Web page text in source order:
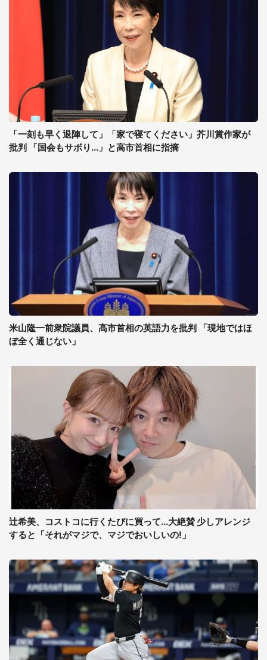
「一刻も早く退陣して」「家で寝てください」芥川賞作家が
批判 「国会もサボり...」と高市首相に指摘
米山隆一前衆院議員、高市首相の英語力を批判 「現地ではほ
ぼ全く通じない」
辻希美、コストコに行くたびに買って...大絶賛 少しアレンジ
すると「それがマジで、マジでおいしいの!」